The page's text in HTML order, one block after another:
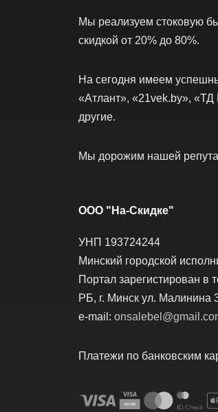
Мы реализуем стоковую
скидкой от 20% до 80%.
На сегодня имеем
«Атлант», «21vek.by»,
другие.
Мы дорожим нашей
ООО "На-Скидке"
УНП 193724244
Минский городской
Портал зарегистирован в
РБ, г. Минск ул. Малинина
e-mail:
Платежи по банковским